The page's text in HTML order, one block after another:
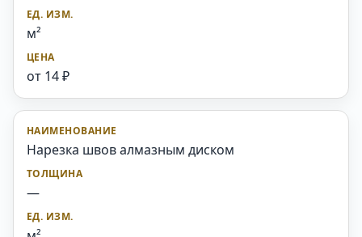
м²
от 14 ₽
Нарезка швов алмазным диском
—